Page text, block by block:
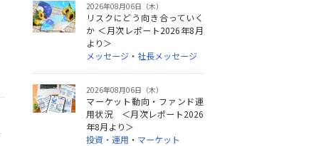
2026年08月06日（木）
リスクにどう向き合っていく
か ＜月次レポート2026年8月
より＞
メッセージ ・ 社長メッセージ
2026年08月06日（木）
マーケット動向・ファンド運
用状況 ＜月次レポート2026
年8月より＞
投資・運用 ・ マーケット